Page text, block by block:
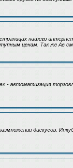
нашего
ценам. Так же Ав
- автоматизация
дискусов.